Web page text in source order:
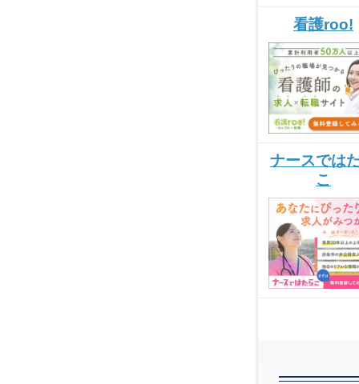
看護roo!
ナースでは
こ